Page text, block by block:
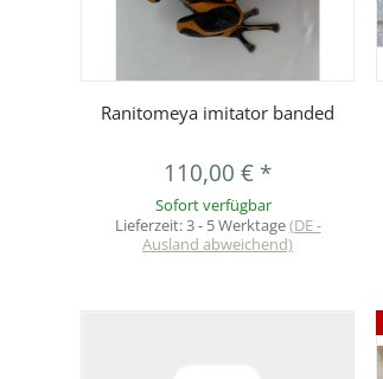
Vorschau
Ranitomeya imitator banded
110,00 € *
Sofort verfügbar
Lieferzeit:3 - 5 Werktage(DE -
Ausland abweichend)